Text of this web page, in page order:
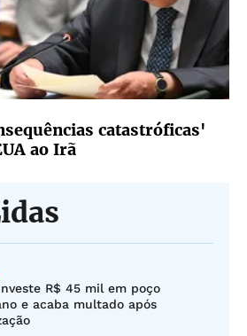
catastróficas'
ao Irã
R$ 45 mil em poço
e acaba multado após